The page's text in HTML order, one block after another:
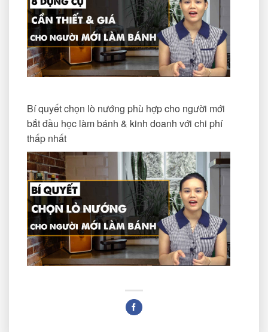
Bí quyết chọn lò nướng phù hợp cho người mới
bắt đầu học làm bánh & kinh doanh với chi phí
thấp nhất